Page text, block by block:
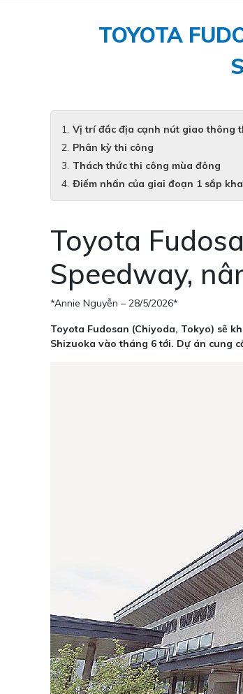
TOYOTA
Vị trí đắc địa cạnh nút giao thông
Phân kỳ thi công
Thách thức thi công mùa đông
Điểm nhấn của giai đoạn 1 sắp
Toyota
Speedway,
*Annie Nguyễn – 28/5/2026*
Toyota Fudosan (Chiyoda, Tokyo) sẽ
Shizuoka vào tháng 6 tới. Dự án cung